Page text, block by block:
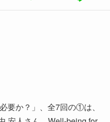
要か？」、全7回の①は、